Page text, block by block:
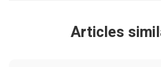
Articles